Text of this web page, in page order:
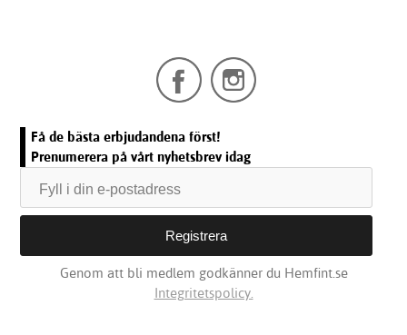
Få de bästa erbjudandena först!
Prenumerera på vårt nyhetsbrev idag
Genom att bli medlem godkänner du Hemfint.se
Integritetspolicy.